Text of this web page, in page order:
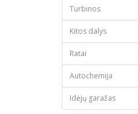
Turbinos
Kitos dalys
Ratai
Autochemija
Idėjų garažas